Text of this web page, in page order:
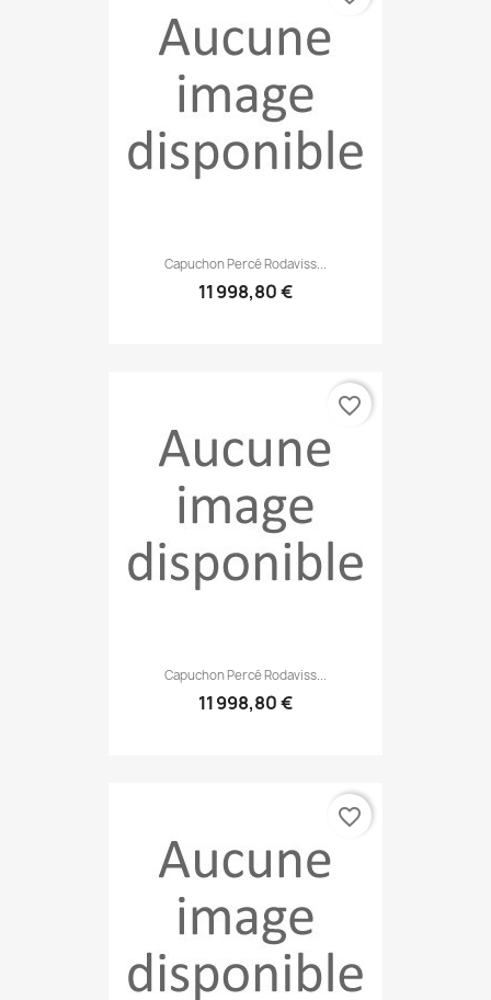
Capuchon Percé Rodaviss...
11 998,80 €
Capuchon Percé Rodaviss...
11 998,80 €
favorite_border
favorite_border